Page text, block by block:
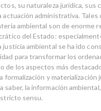
su naturaleza jurídica, sus
actuación administrativa.
ambiental son de enorme
del Estado:
justicia ambiental se ha ido
para transformar los
de los aspectos más
formalización y
saber, la información
sensu.